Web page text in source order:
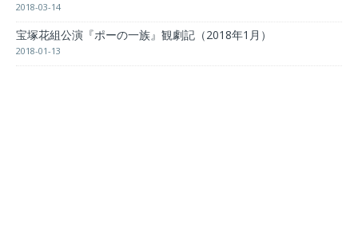
2018-03-14
宝塚花組公演『ポーの一族』観劇記（2018年1月）
2018-01-13